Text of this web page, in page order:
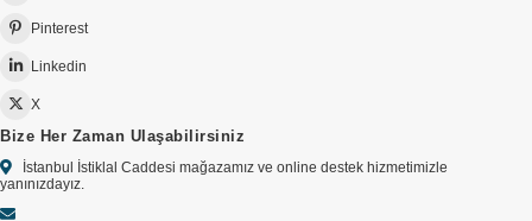
Pinterest
Linkedin
X
Bize Her Zaman Ulaşabilirsiniz
İstanbul İstiklal Caddesi mağazamız ve online destek hizmetimizle
yanınızdayız.